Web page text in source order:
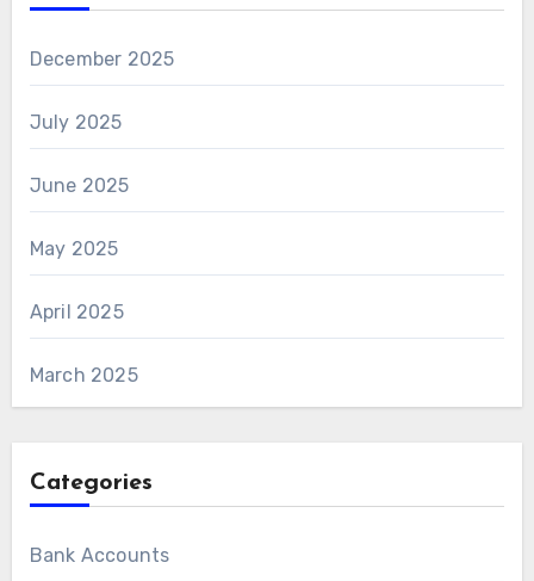
December 2025
July 2025
June 2025
May 2025
April 2025
March 2025
Categories
Bank Accounts